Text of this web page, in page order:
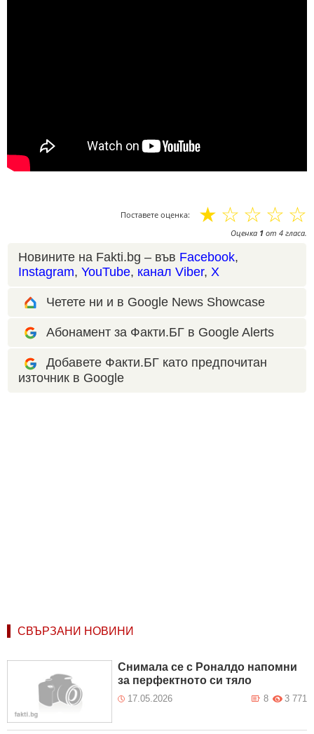
Поставете оценка: ☆
☆
☆
☆
☆
Оценка 1 от 4 гласа.
Новините на Fakti.bg – във Facebook,
Instagram, YouTube, канал Viber, X
Четете ни и в Google News Showcase
Абонамент за Факти.БГ в Google Alerts
Добавете Факти.БГ като предпочитан
източник в Google
СВЪРЗАНИ НОВИНИ
Снимала се с Роналдо напомни
за перфектното си тяло
17.05.2026 3 771
8